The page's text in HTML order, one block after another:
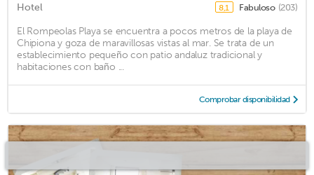
Hotel 8,1 Fabuloso (203)
El Rompeolas Playa se encuentra a pocos metros de la playa de
Chipiona y goza de maravillosas vistas al mar. Se trata de un
establecimiento pequeño con patio andaluz tradicional y
habitaciones con baño ...
Comprobar disponibilidad